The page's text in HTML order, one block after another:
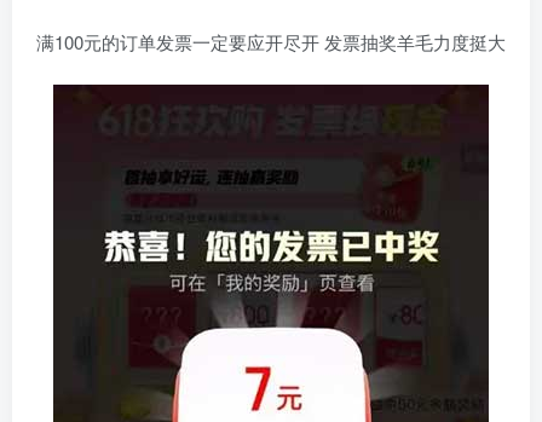
满100元的订单发票一定要应开尽开 发票抽奖羊毛力度挺大